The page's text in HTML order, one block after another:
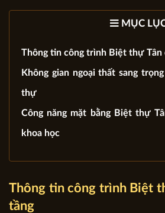
MỤC
Thông tin công trình Biệt thự Tân
Không gian ngoại thất sang
thự
Công năng mặt bằng Biệt thự
khoa học
Thông tin công trình Biệt
tầng